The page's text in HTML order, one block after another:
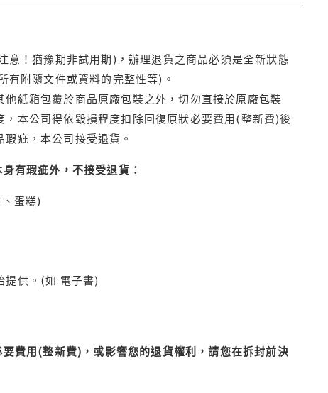
！猶豫期非試用期)，辦理退貨之商品必須是全新狀態
附隨文件或資料的完整性等)。
紙箱包覆於商品原廠包裝之外，切勿直接於原廠包裝
本公司得依毀損程度扣除回復原狀必要費用(整新費)後
疵，本公司接受退貨。
有瑕疵外，不接受退貨：
蛋糕)
提供。(如:電子書)
費用(整新費)，或影響您的退貨權利，請您在拆封前決